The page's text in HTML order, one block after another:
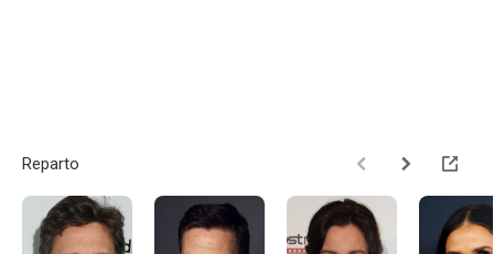
Reparto